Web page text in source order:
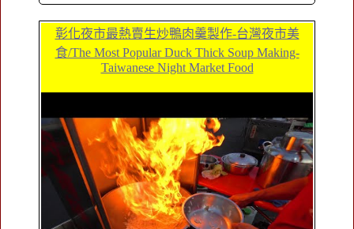
彰化夜市最熱賣生炒鴨肉羹製作-台灣夜市美
食/The Most Popular Duck Thick Soup Making-
Taiwanese Night Market Food